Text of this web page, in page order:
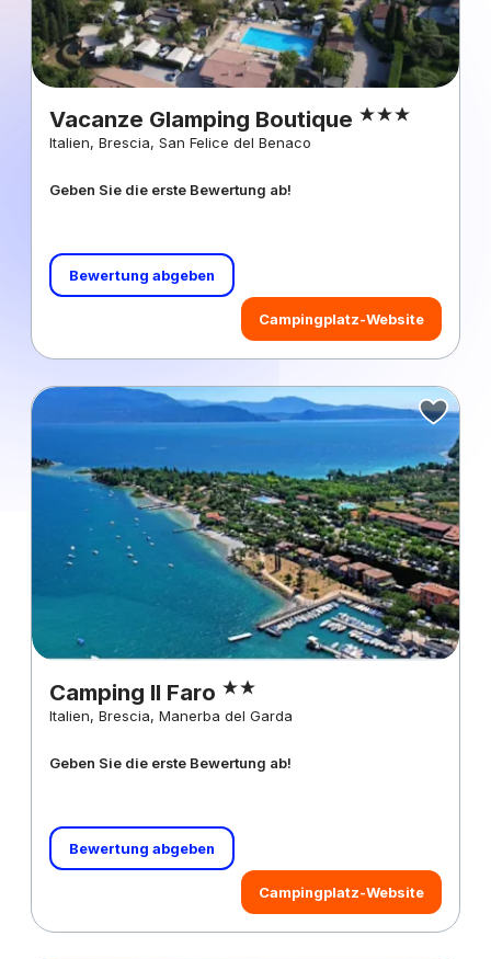
Vacanze Glamping Boutique
Italien, Brescia, San Felice del Benaco
Geben Sie die erste Bewertung ab!
Bewertung abgeben
Campingplatz-Website
Camping Il Faro
Italien, Brescia, Manerba del Garda
Geben Sie die erste Bewertung ab!
Bewertung abgeben
Campingplatz-Website